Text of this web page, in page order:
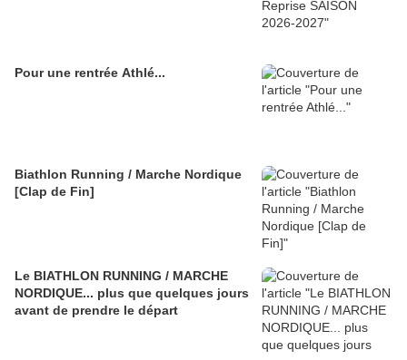
Pour une rentrée Athlé...
Biathlon Running / Marche Nordique
[Clap de Fin]
Le BIATHLON RUNNING / MARCHE
NORDIQUE... plus que quelques jours
avant de prendre le départ